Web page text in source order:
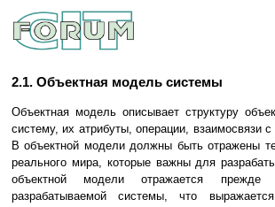
2.1. Объектная модель системы
Объектная модель описывает структуру
систему, их атрибуты, операции, взаимосвязи
В объектной модели должны быть отражены
реального мира, которые важны для
объектной модели отражается прежде
разрабатываемой системы, что